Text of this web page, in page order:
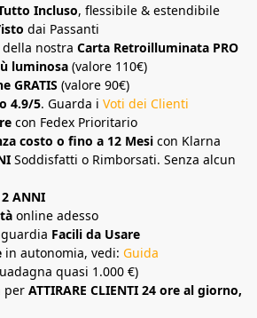
Incluso, flessibile & estendibile
dai Passanti
della nostra Carta Retroilluminata PRO
luminosa (valore 110€)
GRATIS (valore 90€)
4.9/5. Guarda i Voti dei Clienti
con Fedex Prioritario
costo o fino a 12 Mesi con Klarna
Soddisfatti o Rimborsati. Senza alcun
2 ANNI
online adesso
Facili da Usare
in autonomia, vedi: Guida
quasi 1.000 €)
per ATTIRARE CLIENTI 24 ore al giorno,